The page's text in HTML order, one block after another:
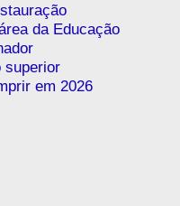
da Educação
superior
em 2026